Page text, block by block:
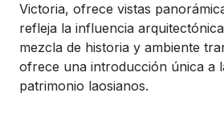
Victoria, ofrece vistas
refleja la influencia
mezcla de historia y ambiente
ofrece una introducción única a
patrimonio laosianos.